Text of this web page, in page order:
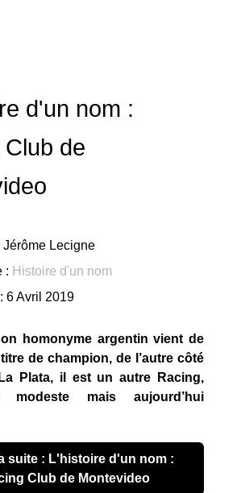
d'un nom :
de
Jérôme Lecigne
: Histoire d'un nom
6 Avril 2019
homonyme argentin vient de
de champion, de l’autre côté
Plata, il est un autre Racing,
mais aujourd’hui
suite : L'histoire d'un nom :
Club de Montevideo